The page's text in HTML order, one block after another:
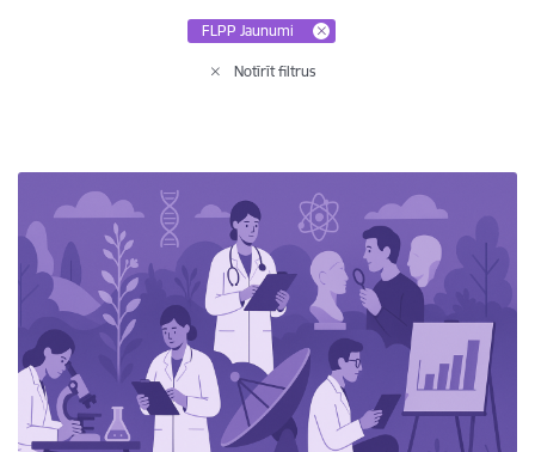
FLPP Jaunumi
Notīrīt filtrus